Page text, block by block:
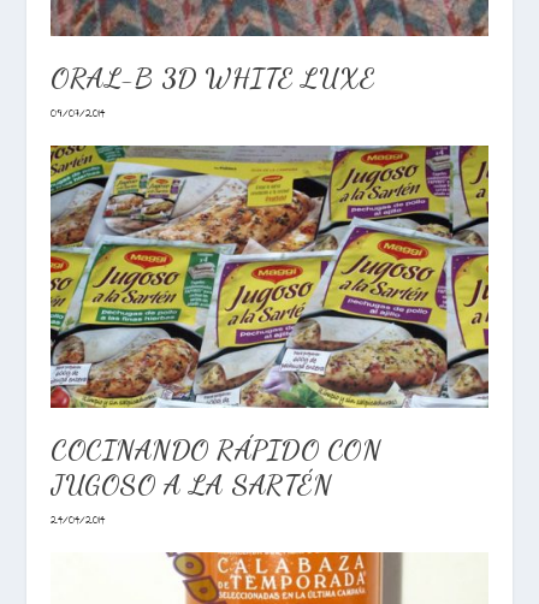
ORAL-B 3D WHITE LUXE
09/07/2014
COCINANDO RÁPIDO CON
JUGOSO A LA SARTÉN
24/04/2014